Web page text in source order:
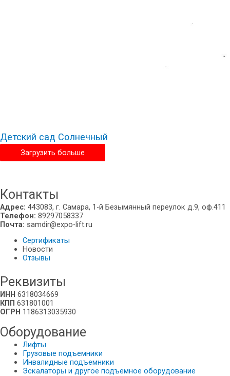
Детский сад Солнечный
Загрузить больше
Контакты
Адрес: 443083, г. Самара, 1-й Безымянный переулок д.9, оф.411
Телефон: 89297058337
Почта: samdir@expo-lift.ru
Сертификаты
Новости
Отзывы
Реквизиты
ИНН 6318034669
КПП 631801001
ОГРН 1186313035930
Оборудование
Лифты
Грузовые подъемники
Инвалидные подъемники
Эскалаторы и другое подъемное оборудование